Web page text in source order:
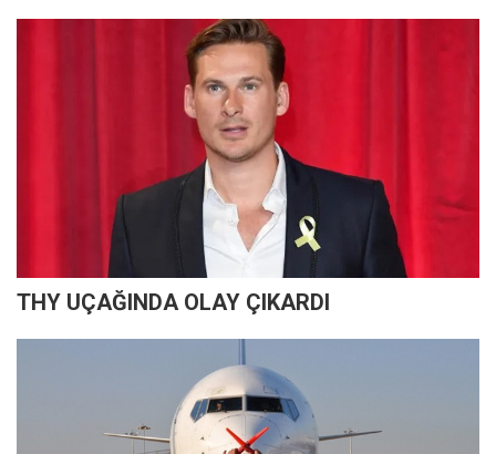
THY UÇAĞINDA OLAY ÇIKARDI